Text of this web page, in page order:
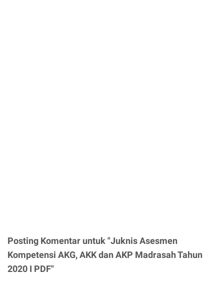
Posting Komentar untuk "Juknis Asesmen
Kompetensi AKG, AKK dan AKP Madrasah Tahun
2020 I PDF"